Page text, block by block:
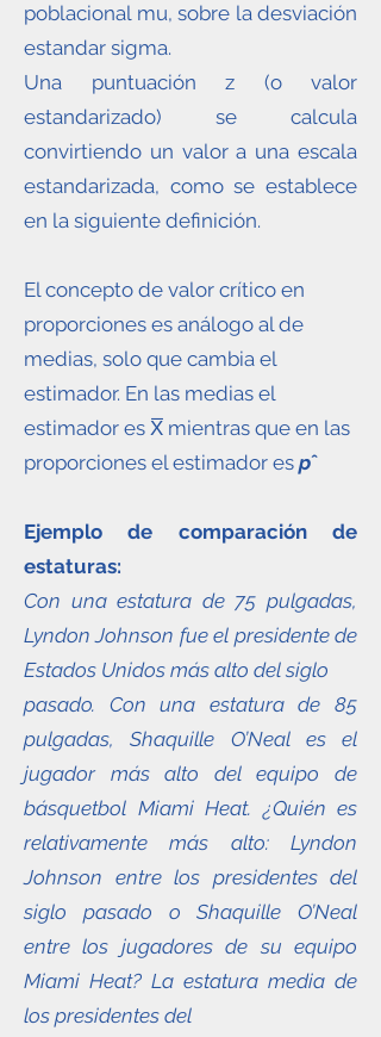
poblacional mu, sobre la desviación
estandar sigma.
Una puntuación z (o valor
estandarizado) se calcula
convirtiendo un valor a una escala
estandarizada, como se establece
en la siguiente definición.
El concepto de valor crítico en
proporciones es análogo al de
medias, solo que cambia el
estimador. En las medias el
estimador es X̅ mientras que en las
proporciones el estimador es pˆ
Ejemplo de comparación de
estaturas:
Con una estatura de 75 pulgadas,
Lyndon Johnson fue el presidente de
Estados Unidos más alto del siglo
pasado. Con una estatura de 85
pulgadas, Shaquille O’Neal es el
jugador más alto del equipo de
básquetbol Miami Heat. ¿Quién es
relativamente más alto: Lyndon
Johnson entre los presidentes del
siglo pasado o Shaquille O’Neal
entre los jugadores de su equipo
Miami Heat? La estatura media de
los presidentes del